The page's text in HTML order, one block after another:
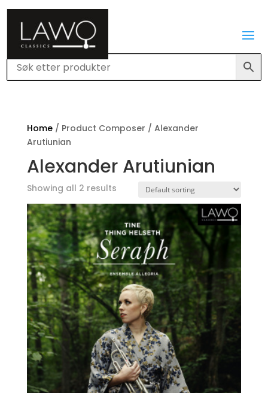
Home/ Product Composer / Alexander
Arutiunian
Alexander Arutiunian
Showing all 2 results